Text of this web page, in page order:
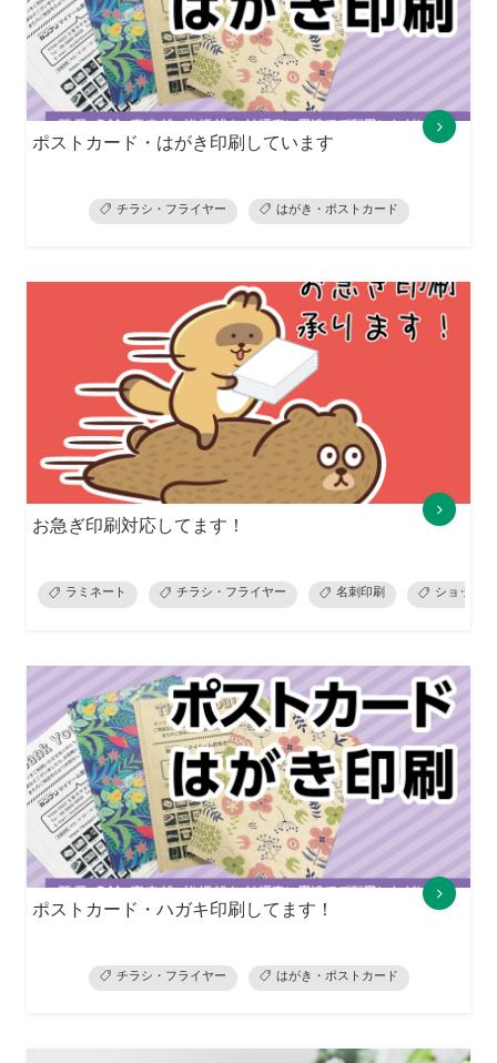
ポストカード・はがき印刷しています
チラシ・フライヤー はがき・ポストカード
お急ぎ印刷対応してます！
ラミネート チラシ・フライヤー 名刺印刷 ショップ
ポストカード・ハガキ印刷してます！
チラシ・フライヤー はがき・ポストカード